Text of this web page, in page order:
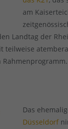
am
Landtag der
teilweise
Das
Düsseldorf